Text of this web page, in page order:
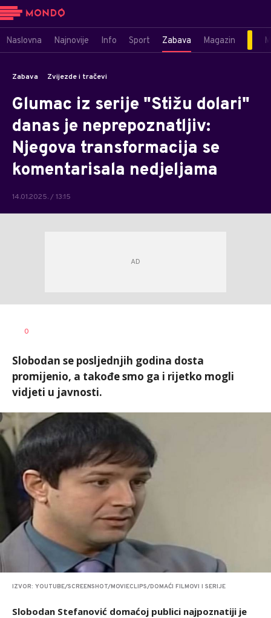
Naslovna Najnovije Info Sport Zabava Magazin
Zabava Zvijezde i tračevi
Glumac iz serije "Stižu dolari"
danas je neprepoznatljiv:
Njegova transformacija se
komentarisala nedjeljama
14.01.2025. / 13:15
AUTOR
0
Slobodan se posljednjih godina dosta
promijenio, a takođe smo ga i rijetko mogli
vidjeti u javnosti.
IZVOR: YOUTUBE/SCREENSHOT/MOVIECLIPS/DOMAĆI FILMOVI I SERIJE
Slobodan Stefanović domaćoj publici najpoznatiji je